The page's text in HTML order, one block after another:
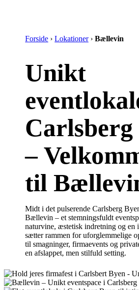
Forside ›Lokationer›Bællevin
Unikt
Carlsberg
–
til
Midt i det pulserende Carlsberg
Bællevin – et stemningsfuldt
naturvine, æstetisk indretning og en
sætter rammen for uforglemmelige
til smagninger, firmaevents og
en afslappet, men stilfuld setting.